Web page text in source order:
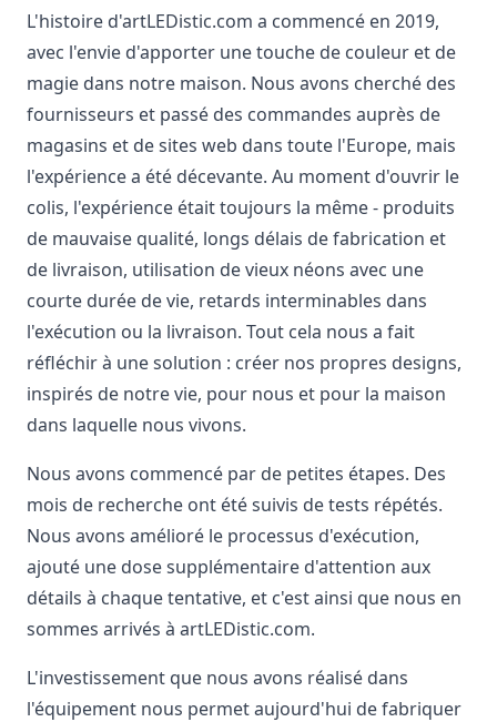
L'histoire d'artLEDistic.com a commencé en 2019,
avec l'envie d'apporter une touche de couleur et de
magie dans notre maison. Nous avons cherché des
fournisseurs et passé des commandes auprès de
magasins et de sites web dans toute l'Europe, mais
l'expérience a été décevante. Au moment d'ouvrir le
colis, l'expérience était toujours la même - produits
de mauvaise qualité, longs délais de fabrication et
de livraison, utilisation de vieux néons avec une
courte durée de vie, retards interminables dans
l'exécution ou la livraison. Tout cela nous a fait
réfléchir à une solution : créer nos propres designs,
inspirés de notre vie, pour nous et pour la maison
dans laquelle nous vivons.
Nous avons commencé par de petites étapes. Des
mois de recherche ont été suivis de tests répétés.
Nous avons amélioré le processus d'exécution,
ajouté une dose supplémentaire d'attention aux
détails à chaque tentative, et c'est ainsi que nous en
sommes arrivés à artLEDistic.com.
L'investissement que nous avons réalisé dans
l'équipement nous permet aujourd'hui de fabriquer